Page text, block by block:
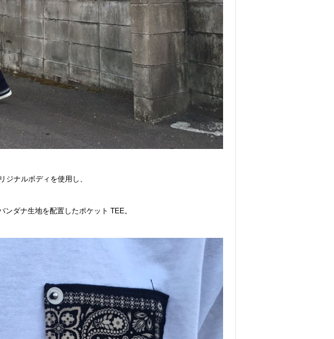
ジナルボディを使用し、
ンダナ生地を配置したポケット TEE。